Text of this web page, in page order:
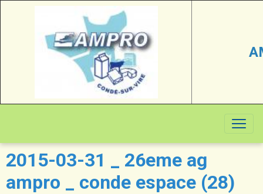
2015-03-31 _ 26eme ag
ampro _ conde espace (28)